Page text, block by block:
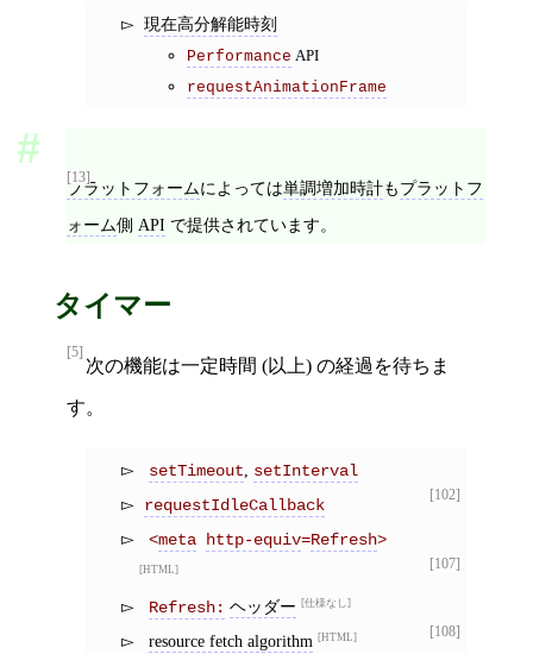
現在高分解能時刻
Performance API
requestAnimationFrame
[13]
プラットフォームによっては単調増加時計もプラットフ
ォーム側 API で提供されています。
タイマー
[5]
次の機能は一定時間 (以上) の経過を待ちま
す。
[102]
setTimeout
setInterval
requestIdleCallback
[107]
<meta http-equiv=Refresh>
HTML
[108]
Refresh: ヘッダー 仕様なし
resource fetch algorithm HTML